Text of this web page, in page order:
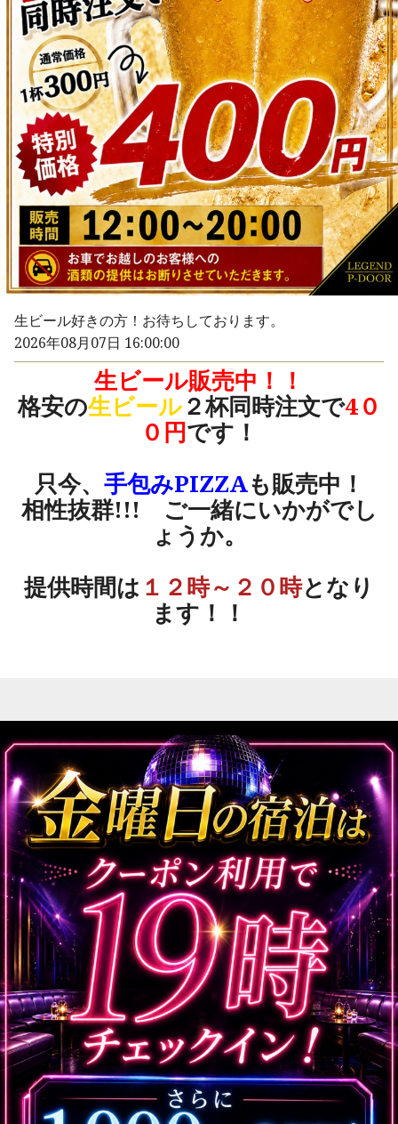
生ビール好きの方！お待ちしております。
2026年08月07日 16:00:00
生ビール販売中！！
格安の生ビール２杯同時注文で4０
０円です！
只今、 手包みPIZZAも販売中！
相性抜群!!! ご一緒にいかがでし
ょうか。
提供時間は １２時～２０時となり
ます！！